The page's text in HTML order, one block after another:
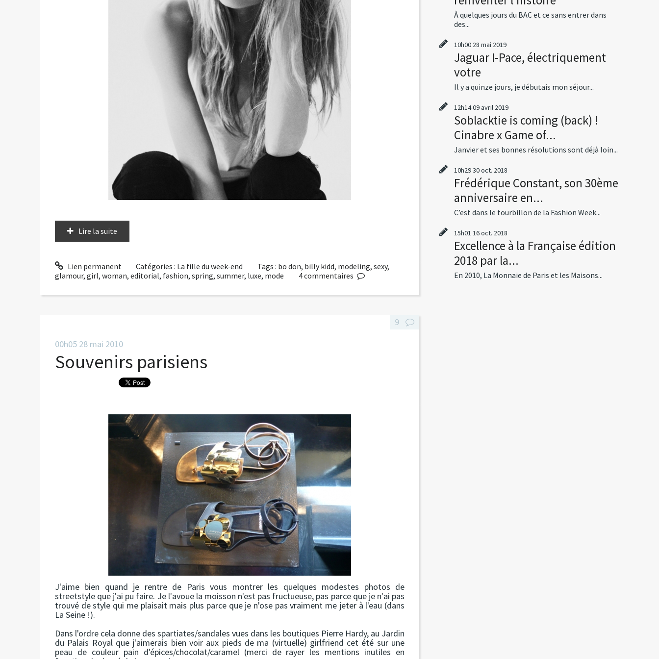
Lire la suite
Lien permanent Catégories : La fille du week-end Tags : bo don, billy kidd, modeling,sexy,
glamour, girl, woman, editorial, fashion, spring, summer, luxe, mode 4commentaires
00h05 28 mai 2010
Souvenirs parisiens
J'aime bien quand je rentre de Paris vous montrer les quelques modestes photos de
streetstyle que j'ai pu faire. Je l'avoue la moisson n'est pas fructueuse, pas parce que je n'ai pas
trouvé de style qui me plaisait mais plus parce que je n'ose pas vraiment me jeter à l'eau (dans
La Seine !).
Dans l'ordre cela donne des spartiates/sandales vues dans les boutiques Pierre Hardy, au Jardin
du Palais Royal que j'aimerais bien voir aux pieds de ma (virtuelle) girlfriend cet été sur une
peau de couleur pain d'épices/chocolat/caramel (merci de rayer les mentions inutiles en
9
À quelques jours du BAC et ce sans entrer dans
des...
10h00 28 mai 2019
Jaguar I-Pace, électriquement
votre
Il y a quinze jours, je débutais mon séjour...
12h1409avril 2019
Soblacktie is coming (back) !
Cinabre x Game of...
Janvier et ses bonnes résolutions sont déjà loin...
10h2930oct. 2018
Frédérique Constant, son 30ème
anniversaire en...
C’est dans le tourbillon de la Fashion Week...
15h01 16oct. 2018
Excellence à la Française édition
2018 par la...
En 2010, La Monnaie de Paris et les Maisons...